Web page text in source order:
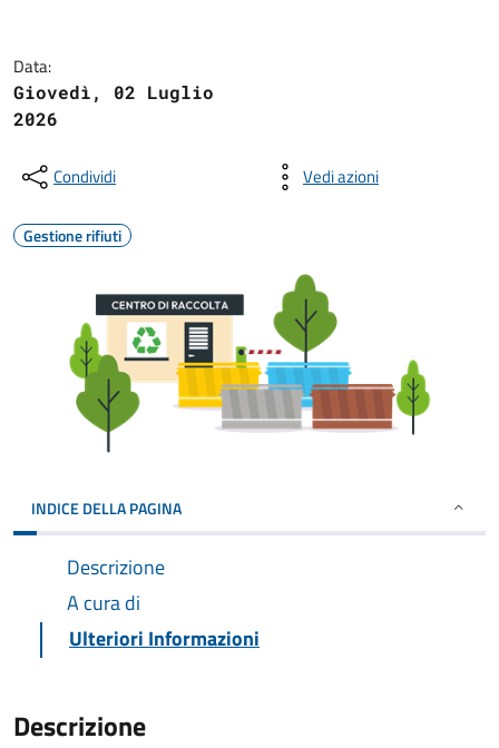
Data:
Giovedì, 02 Luglio
2026
Condividi Vedi azioni
Gestione rifiuti
INDICE DELLA PAGINA
Descrizione
A cura di
Ulteriori Informazioni
Descrizione